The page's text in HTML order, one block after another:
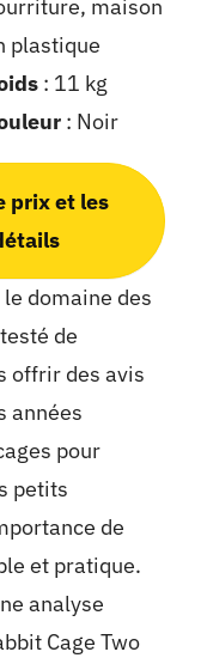
maison
plastique
: 11 kg
: Noir
prix et les
domaine des
de
offrir des avis
années
pour
petits
de
et pratique.
analyse
Cage Two